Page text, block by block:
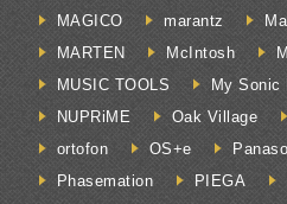
MAGICO
marantz
MARTEN
McIntosh
MUSIC TOOLS
My Sonic
NUPRiME
Oak Village
ortofon
OS+e
Phasemation
PIEGA